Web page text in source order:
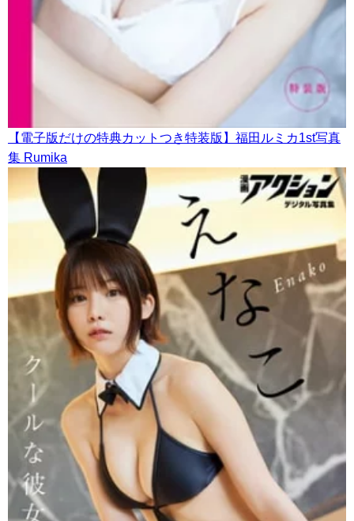
【電子版だけの特典カットつき特装版】福田ルミカ1st写真
集 Rumika